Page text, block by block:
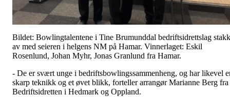
Bildet: Bowlingtalentene i Tine Brumunddal bedriftsidrettslag stakk
av med seieren i helgens NM på Hamar. Vinnerlaget: Eskil
Rosenlund, Johan Myhr, Jonas Granlund fra Hamar.
- De er svært unge i bedriftsbowlingssammenheng, og har likevel
skarp teknikk og et øvet blikk, forteller arrangør Marianne Berg fra
Bedriftsidretten i Hedmark og Oppland.